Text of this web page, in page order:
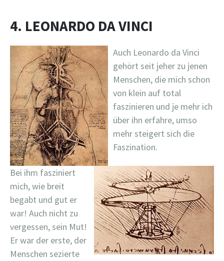
4. LEONARDO DA VINCI
Auch Leonardo da Vinci
gehört seit jeher zu jenen
Menschen, die mich schon
von klein auf total
faszinieren und je mehr ich
über ihn erfahre, umso
mehr steigert sich die
Faszination.
Bei ihm fasziniert
mich, wie breit
begabt und gut er
war! Auch nicht zu
vergessen, sein Mut!
Er war der erste, der
Menschen sezierte